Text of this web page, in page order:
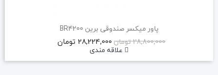
پاور میکسر صندوقی برین BR4200
28,800,000 تومان
28,224,000 تومان
علاقه مندی